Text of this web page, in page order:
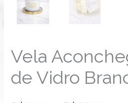
Vela
de Vidro